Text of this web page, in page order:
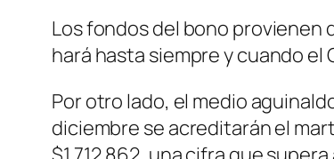
Los fondos del bono provienen
hará hasta siempre y cuando
Por otro lado, el medio
diciembre se acreditarán el